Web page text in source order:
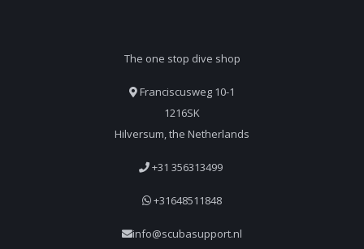
The one stop dive shop
Franciscusweg 10-1
1216SK
Hilversum, the Netherlands
+31 356313499
+31648511848
info@scubasupport.nl